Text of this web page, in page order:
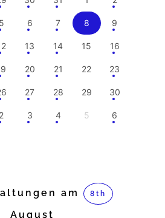
5 6 7 8 9
13 14 15 16
20 21 22 23
27 28 29 30
2 3 4 5 6
am 8th
August